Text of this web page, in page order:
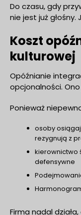
Do czasu, gdy
nie jest już głośny.
Koszt
kulturowej
Opóźnianie
opcjonalności. Ono
Ponieważ
osoby
rezygnują z
kierownictwo
defensywne
Firma nadal